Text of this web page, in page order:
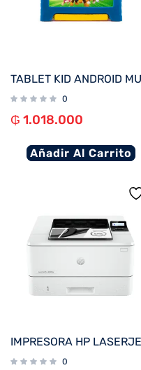
0
₲ 1.018.000
Añadir Al Carrito
0